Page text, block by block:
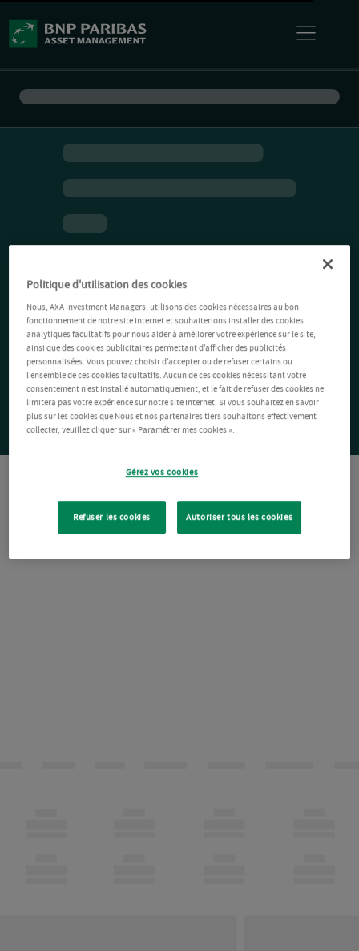
Politique d'utilisation des cookies
Nous, AXA Investment Managers, utilisons des cookies nécessaires au bon
fonctionnement de notre site Internet et souhaiterions installer des cookies
analytiques facultatifs pour nous aider à améliorer votre expérience sur le site,
ainsi que des cookies publicitaires permettant d’afficher des publicités
personnalisées. Vous pouvez choisir d’accepter ou de refuser certains ou
l’ensemble de ces cookies facultatifs. Aucun de ces cookies nécessitant votre
consentement n’est installé automatiquement, et le fait de refuser des cookies ne
limitera pas votre expérience sur notre site Internet. Si vous souhaitez en savoir
plus sur les cookies que Nous et nos partenaires tiers souhaitons effectivement
collecter, veuillez cliquer sur « Paramétrer mes cookies ».
Gérez vos cookies
Refuser les cookies Autoriser tous les cookies